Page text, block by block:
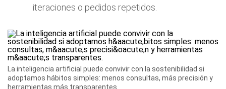
iteraciones o pedidos repetidos.
La inteligencia artificial puede convivir con la sostenibilidad si
adoptamos hábitos simples: menos consultas, más precisión y
herramientas más transparentes.